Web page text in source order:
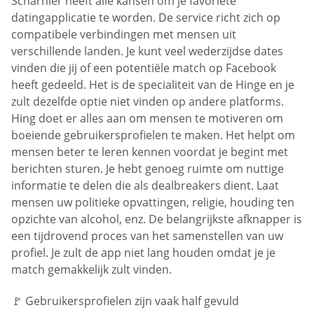
datingapplicatie te worden. De service richt zich op
compatibele verbindingen met mensen uit
verschillende landen. Je kunt veel wederzijdse dates
vinden die jij of een potentiële match op Facebook
heeft gedeeld. Het is de specialiteit van de Hinge en je
zult dezelfde optie niet vinden op andere platforms.
Hing doet er alles aan om mensen te motiveren om
boeiende gebruikersprofielen te maken. Het helpt om
mensen beter te leren kennen voordat je begint met
berichten sturen. Je hebt genoeg ruimte om nuttige
informatie te delen die als dealbreakers dient. Laat
mensen uw politieke opvattingen, religie, houding ten
opzichte van alcohol, enz. De belangrijkste afknapper is
een tijdrovend proces van het samenstellen van uw
profiel. Je zult de app niet lang houden omdat je je
match gemakkelijk zult vinden.
🚩 Gebruikersprofielen zijn vaak half gevuld